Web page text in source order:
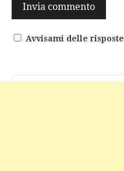
Avvisami delle risposte